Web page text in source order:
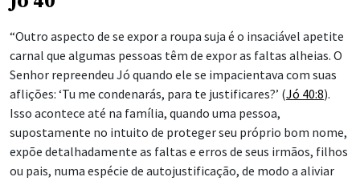
“Outro aspecto de se expor a roupa suja é o insaciável apetite
carnal que algumas pessoas têm de expor as faltas alheias. O
Senhor repreendeu Jó quando ele se impacientava com suas
aflições: ‘Tu me condenarás, para te justificares?’ (Jó 40:8).
Isso acontece até na família, quando uma pessoa,
supostamente no intuito de proteger seu próprio bom nome,
expõe detalhadamente as faltas e erros de seus irmãos, filhos
ou pais, numa espécie de autojustificação, de modo a aliviar